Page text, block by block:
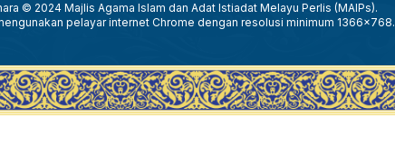
© 2024 Majlis Agama Islam dan Adat Istiadat Melayu Perlis (MAIPs).
pelayar internet Chrome dengan resolusi minimum 1366x768.